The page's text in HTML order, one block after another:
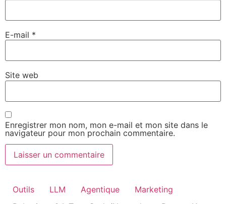
E-mail *
Site web
Enregistrer mon nom, mon e-mail et mon site dans le
navigateur pour mon prochain commentaire.
Outils LLM Agentique
Marketing